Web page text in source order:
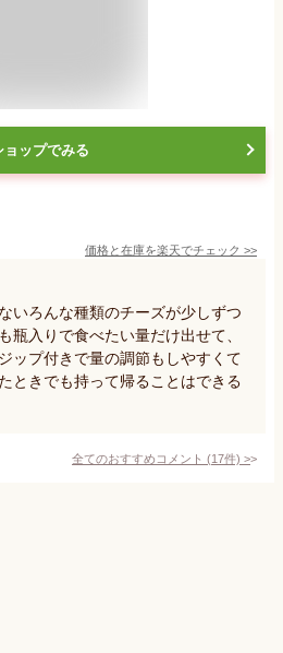
ョップでみる
価格と在庫を楽天でチェック >>
いろんな種類のチーズが少しずつ
瓶入りで食べたい量だけ出せて、
ップ付きで量の調節もしやすくて
ときでも持って帰ることはできる
全てのおすすめコメント (17件) >